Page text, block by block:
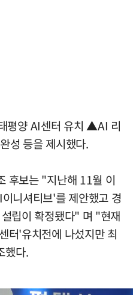
평양 AI센터 유치 ▲AI 리
성 등을 제시했다.
후보는 "지난해 11월 이
니셔티브'를 제안했고 경
립이 확정됐다" 며 "현재
터'유치전에 나섰지만 최
했다.